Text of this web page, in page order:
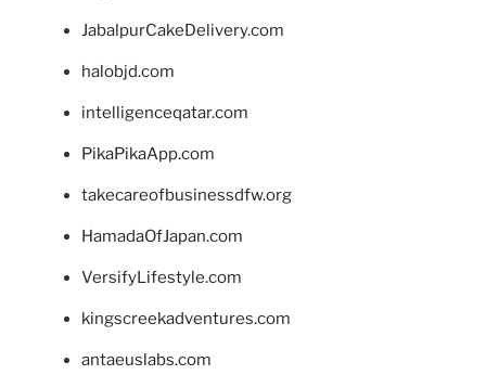
JabalpurCakeDelivery.com
halobjd.com
intelligenceqatar.com
PikaPikaApp.com
takecareofbusinessdfw.org
HamadaOfJapan.com
VersifyLifestyle.com
kingscreekadventures.com
antaeuslabs.com